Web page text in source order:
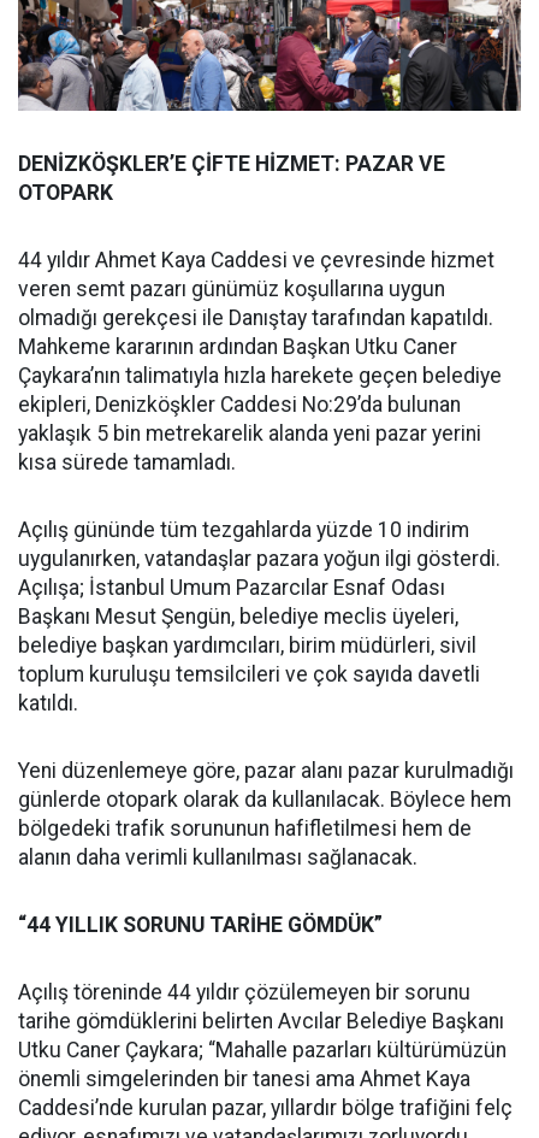
DENİZKÖŞKLER’E ÇİFTE HİZMET: PAZAR VE
OTOPARK
44 yıldır Ahmet Kaya Caddesi ve çevresinde hizmet
veren semt pazarı günümüz koşullarına uygun
olmadığı gerekçesi ile Danıştay tarafından kapatıldı.
Mahkeme kararının ardından Başkan Utku Caner
Çaykara’nın talimatıyla hızla harekete geçen belediye
ekipleri, Denizköşkler Caddesi No:29’da bulunan
yaklaşık 5 bin metrekarelik alanda yeni pazar yerini
kısa sürede tamamladı.
Açılış gününde tüm tezgahlarda yüzde 10 indirim
uygulanırken, vatandaşlar pazara yoğun ilgi gösterdi.
Açılışa; İstanbul Umum Pazarcılar Esnaf Odası
Başkanı Mesut Şengün, belediye meclis üyeleri,
belediye başkan yardımcıları, birim müdürleri, sivil
toplum kuruluşu temsilcileri ve çok sayıda davetli
katıldı.
Yeni düzenlemeye göre, pazar alanı pazar kurulmadığı
günlerde otopark olarak da kullanılacak. Böylece hem
bölgedeki trafik sorununun hafifletilmesi hem de
alanın daha verimli kullanılması sağlanacak.
“44 YILLIK SORUNU TARİHE GÖMDÜK”
Açılış töreninde 44 yıldır çözülemeyen bir sorunu
tarihe gömdüklerini belirten Avcılar Belediye Başkanı
Utku Caner Çaykara; “Mahalle pazarları kültürümüzün
önemli simgelerinden bir tanesi ama Ahmet Kaya
Caddesi’nde kurulan pazar, yıllardır bölge trafiğini felç